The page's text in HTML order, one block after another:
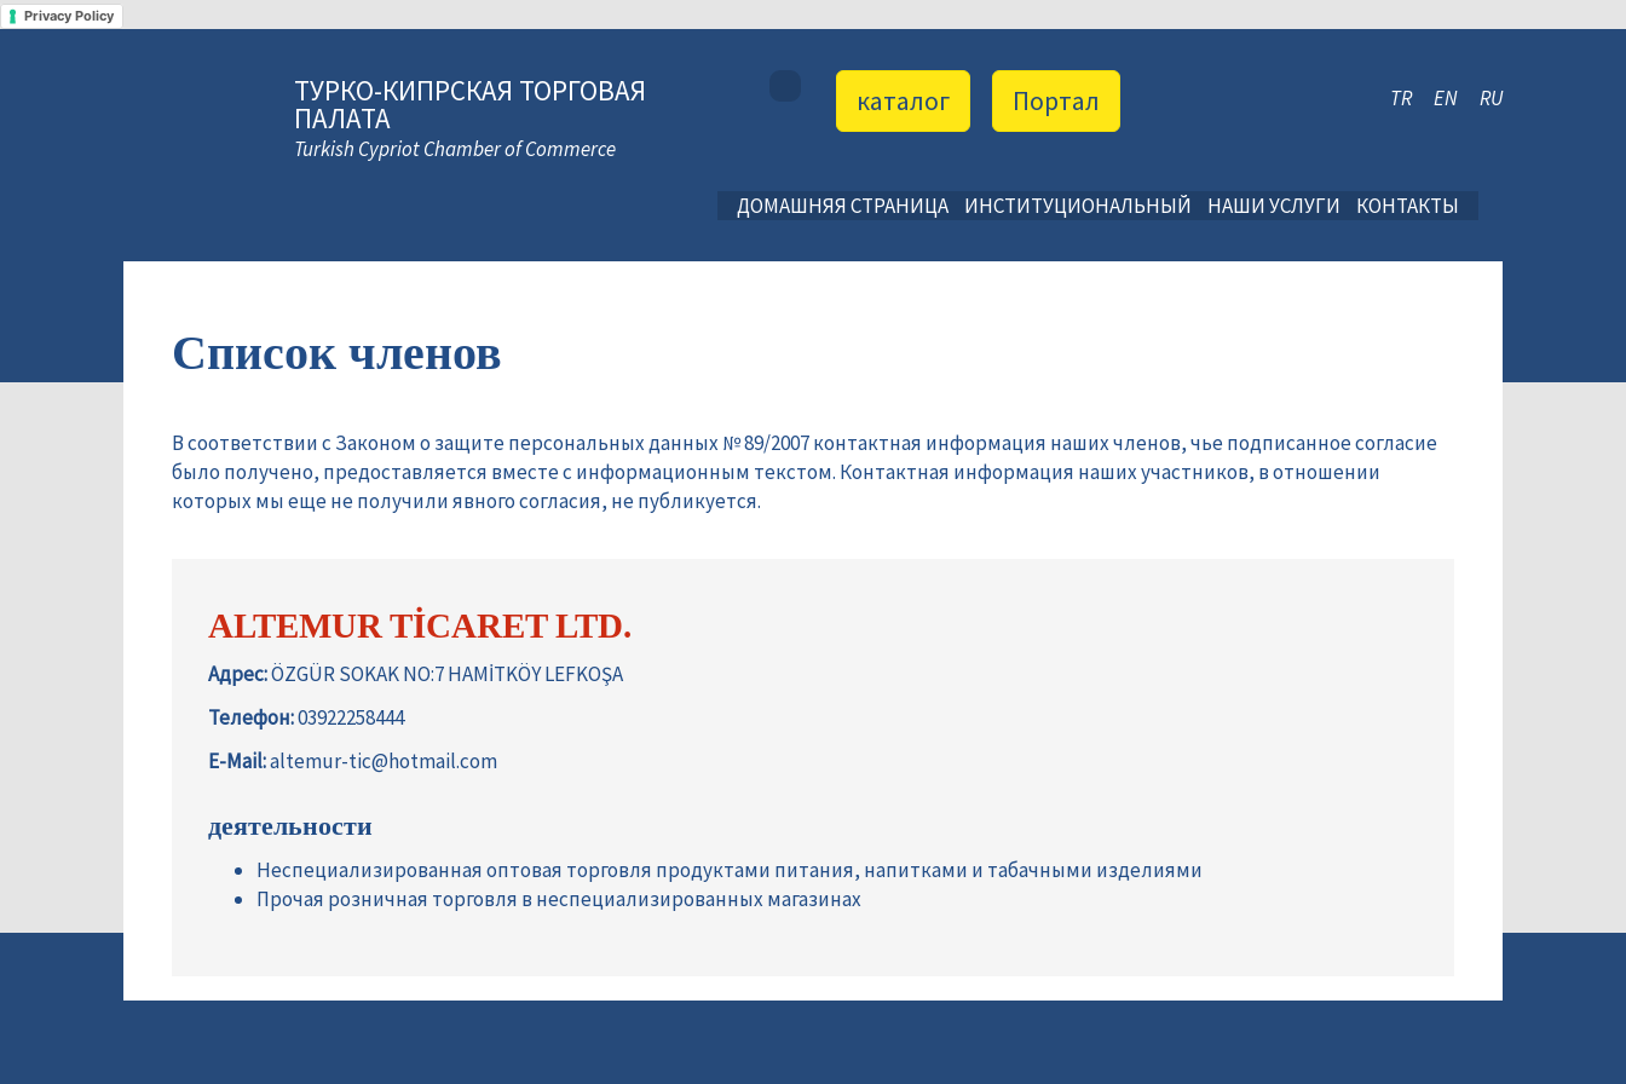
Privacy Policy
ТУРКО-КИПРСКАЯ ТОРГОВАЯ
ПАЛАТА
Turkish Cypriot Chamber of Commerce
TR EN RU
Портал
каталог
ДОМАШНЯЯ СТРАНИЦА ИНСТИТУЦИОНАЛЬНЫЙ НАШИ УСЛУГИ КОНТАКТЫ
Список членов
В соответствии с Законом о защите персональных данных № 89/2007 контактная информация наших членов, чье подписанное согласие
было получено, предоставляется вместе с информационным текстом. Контактная информация наших участников, в отношении
которых мы еще не получили явного согласия, не публикуется.
ALTEMUR TİCARET LTD.
Адрес:ÖZGÜR SOKAK NO:7 HAMİTKÖY LEFKOŞA
Телефон:03922258444
E-Mail:altemur-tic@hotmail.com
деятельности
Неспециализированная оптовая торговля продуктами питания, напитками и табачными изделиями
Прочая розничная торговля в неспециализированных магазинах